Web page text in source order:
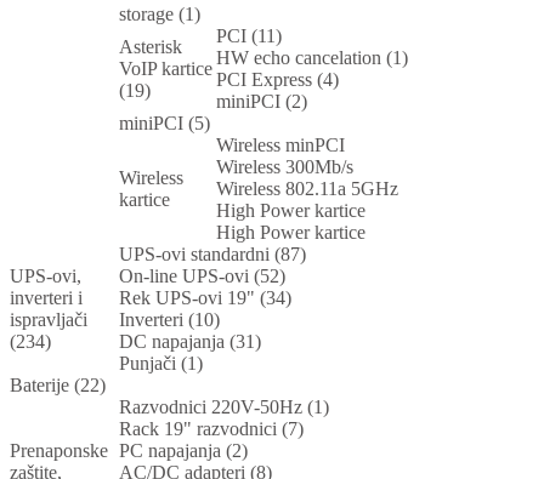
storage (1)
Asterisk
VoIP kartice
(19)
PCI (11)
HW echo cancelation (1)
PCI Express (4)
miniPCI (2)
miniPCI (5)
Wireless
kartice
Wireless minPCI
Wireless 300Mb/s
Wireless 802.11a 5GHz
High Power kartice
High Power kartice
UPS-ovi,
inverteri i
ispravljači
(234)
UPS-ovi standardni (87)
On-line UPS-ovi (52)
Rek UPS-ovi 19" (34)
Inverteri (10)
DC napajanja (31)
Punjači (1)
Baterije (22)
Prenaponske
zaštite,
Razvodnici 220V-50Hz (1)
Rack 19" razvodnici (7)
PC napajanja (2)
AC/DC adapteri (8)